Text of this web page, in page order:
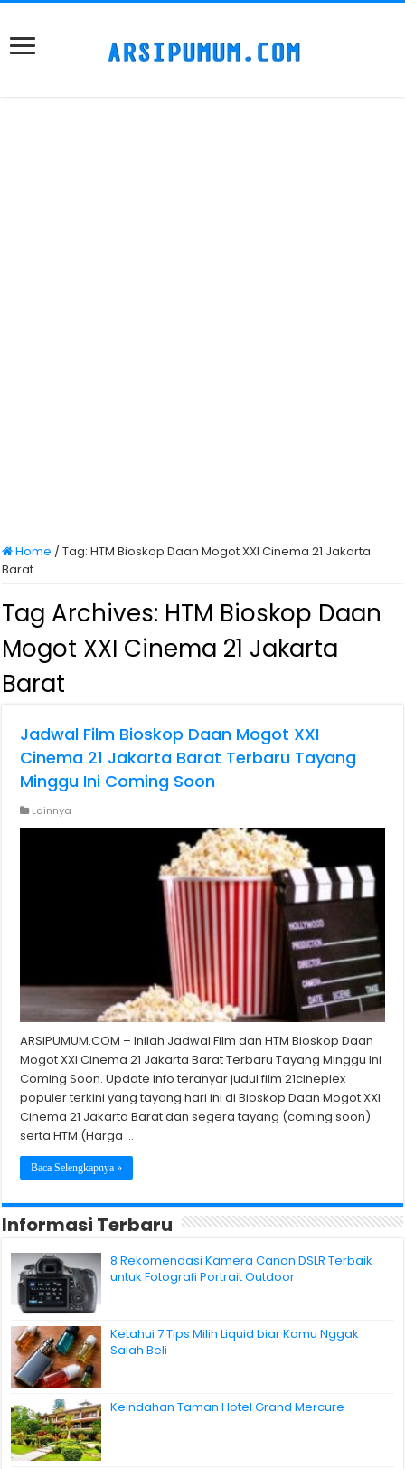
Home /Tag:HTM Bioskop Daan Mogot XXI Cinema 21 Jakarta
Barat
Tag Archives: HTM Bioskop Daan
Mogot XXI Cinema 21 Jakarta
Barat
Jadwal Film Bioskop Daan Mogot XXI
Cinema 21 Jakarta Barat Terbaru Tayang
Minggu Ini Coming Soon
Lainnya
ARSIPUMUM.COM – Inilah Jadwal Film dan HTM Bioskop Daan
Mogot XXI Cinema 21 Jakarta Barat Terbaru Tayang Minggu Ini
Coming Soon. Update info teranyar judul film 21cineplex
populer terkini yang tayang hari ini di Bioskop Daan Mogot XXI
Cinema 21 Jakarta Barat dan segera tayang (coming soon)
serta HTM (Harga …
Baca Selengkapnya »
Informasi Terbaru
8 Rekomendasi Kamera Canon DSLR Terbaik
untuk Fotografi Portrait Outdoor
Ketahui 7 Tips Milih Liquid biar Kamu Nggak
Salah Beli
Keindahan Taman Hotel Grand Mercure